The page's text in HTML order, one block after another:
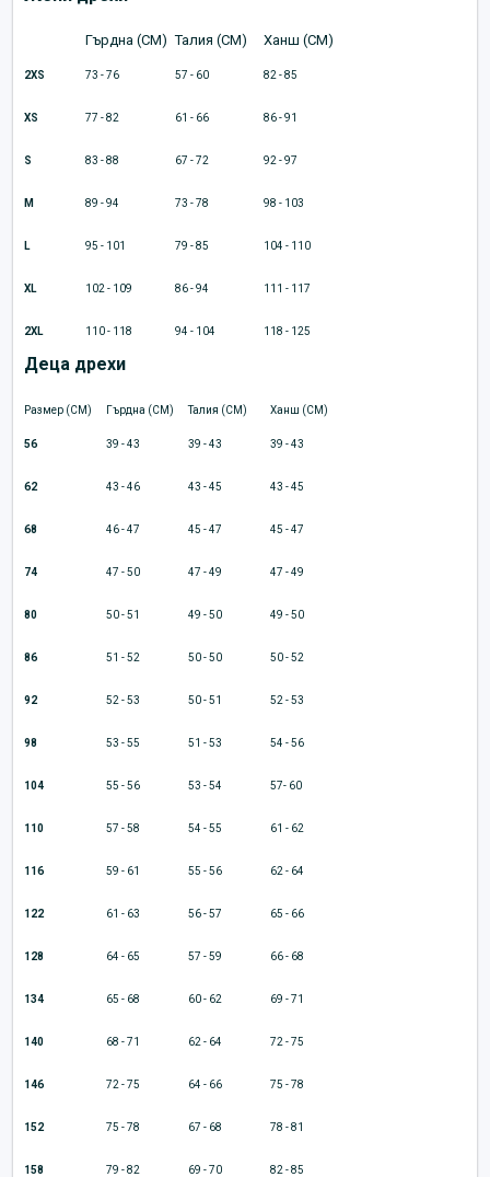
Гърдна (CM) Талия (CM) Ханш (CM)
2XS 73 - 76 57 - 60 82 - 85
XS 77 - 82 61 - 66 86 - 91
S 83 - 88 67 - 72 92 - 97
M 89 - 94 73 - 78 98 - 103
L 95 - 101 79 - 85 104 - 110
XL 102 - 109 86 - 94 111 - 117
2XL 110 - 118 94 - 104 118 - 125
Деца дрехи
Размер (CM) Гърдна (CM) Талия (CM) Ханш (CM)
56 39 - 43 39 - 43 39 - 43
62 43 - 46 43 - 45 43 - 45
68 46 - 47 45 - 47 45 - 47
74 47 - 50 47 - 49 47 - 49
80 50 - 51 49 - 50 49 - 50
86 51 - 52 50 - 50 50 - 52
92 52 - 53 50 - 51 52 - 53
98 53 - 55 51 - 53 54 - 56
104 55 - 56 53 - 54 57- 60
110 57 - 58 54 - 55 61 - 62
116 59 - 61 55 - 56 62 - 64
122 61 - 63 56 - 57 65 - 66
128 64 - 65 57 - 59 66 - 68
134 65 - 68 60 - 62 69 - 71
140 68 - 71 62 - 64 72 - 75
146 72 - 75 64 - 66 75 - 78
152 75 - 78 67 - 68 78 - 81
158 79 - 82 69 - 70 82 - 85